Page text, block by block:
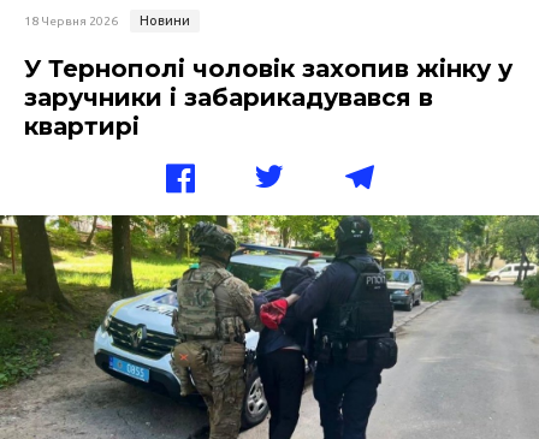
18 Червня 2026 Новини
У Тернополі чоловік захопив жінку у
заручники і забарикадувався в
квартирі